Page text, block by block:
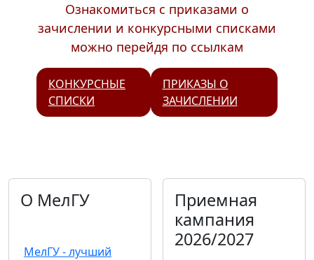
Ознакомиться с приказами о
зачислении и конкурсными списками
можно перейдя по ссылкам
КОНКУРСНЫЕ
СПИСКИ
ПРИКАЗЫ О
ЗАЧИСЛЕНИИ
О МелГУ
МелГУ - лучший
Приемная
кампания
2026/2027